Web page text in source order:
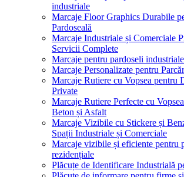
industriale
Marcaje Floor Graphics Durabile
Pardoseală
Marcaje Industriale și Comerciale
Servicii Complete
Marcaje pentru pardoseli
Marcaje Personalizate pentru
Marcaje Rutiere cu Vopsea pentru
Private
Marcaje Rutiere Perfecte cu
Beton și Asfalt
Marcaje Vizibile cu Stickere și
Spații Industriale și Comerciale
Marcaje vizibile și eficiente pentru
rezidențiale
Plăcuțe de Identificare Industrială